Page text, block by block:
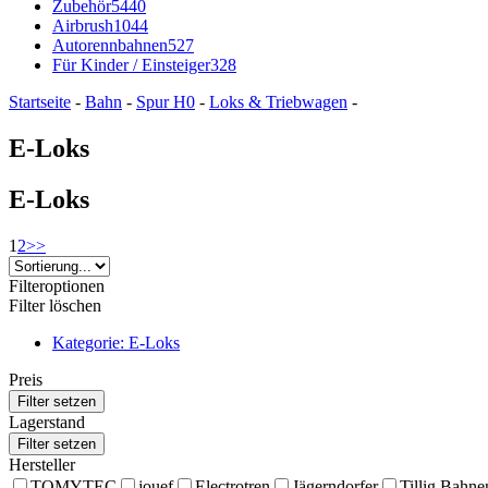
Zubehör5440
Airbrush1044
Autorennbahnen527
Für Kinder / Einsteiger328
Startseite - Bahn - Spur H0 - Loks & Triebwagen -
E-Loks
E-Loks
1 2>>
Filteroptionen
Filter löschen
Kategorie: E-Loks
Preis
Lagerstand
Hersteller